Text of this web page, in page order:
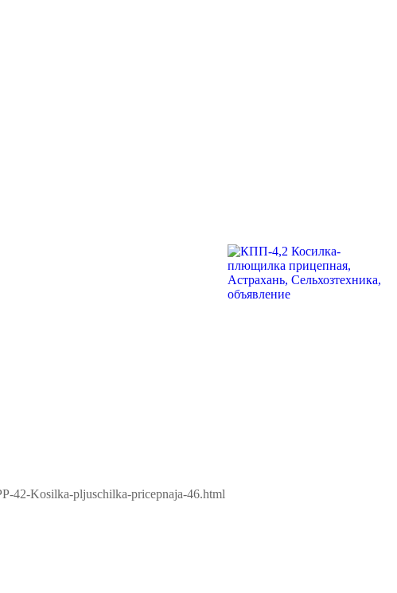
42-Kosilka-pljuschilka-pricepnaja-46.html